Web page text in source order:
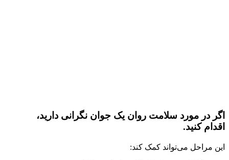
اگر در مورد سلامت روان یک جوان نگرانی دارید،
اقدام کنید.
این مراحل می‌تواند کمک کند: